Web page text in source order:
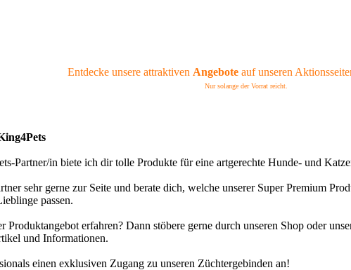
Entdecke unsere attraktiven Angebote auf unseren
Nur solange der Vorrat reicht.
Partner/in biete ich dir tolle Produkte für eine artgerechte Hunde- und
sehr gerne zur Seite und berate dich, welche unserer Super Premium
passen.
Produktangebot erfahren? Dann stöbere gerne durch unseren Shop oder
und Informationen.
einen exklusiven Zugang zu unseren Züchtergebinden an!